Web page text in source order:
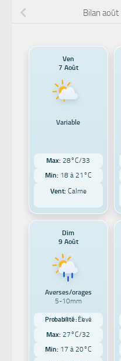
Bilan
Ven
7 Août
Variable
Max: 28°C/33
Min: 18 à 21°C
Vent:Calme
Dim
9 Août
Averses/orages
5-10mm
Probabilité : Élevé
Max: 27°C/32
Min: 17 à 20°C